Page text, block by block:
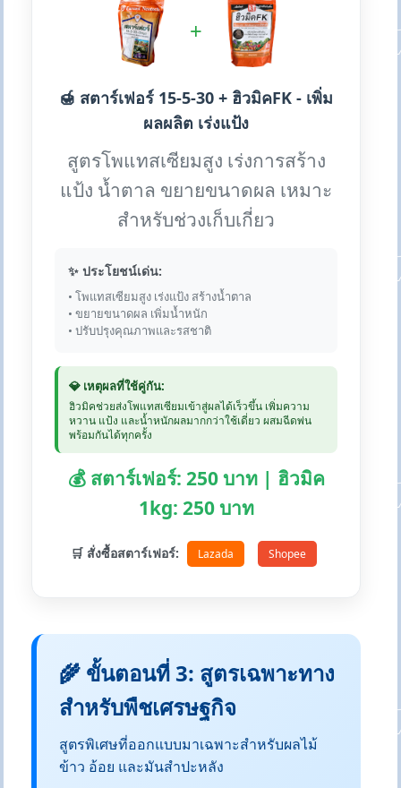
+
🍯 สตาร์เฟอร์ 15-5-30 + ฮิวมิคFK - เพิ่ม
ผลผลิต เร่งแป้ง
สูตรโพแทสเซียมสูง เร่งการสร้าง
แป้ง น้ำตาล ขยายขนาดผล เหมาะ
สำหรับช่วงเก็บเกี่ยว
✨ ประโยชน์เด่น:
• โพแทสเซียมสูง เร่งแป้ง สร้างน้ำตาล
• ขยายขนาดผล เพิ่มน้ำหนัก
• ปรับปรุงคุณภาพและรสชาติ
💎 เหตุผลที่ใช้คู่กัน:
ฮิวมิคช่วยส่งโพแทสเซียมเข้าสู่ผลได้เร็วขึ้น เพิ่มความ
หวาน แป้ง และน้ำหนักผลมากกว่าใช้เดี่ยว ผสมฉีดพ่น
พร้อมกันได้ทุกครั้ง
💰 สตาร์เฟอร์: 250 บาท | ฮิวมิค
1kg: 250 บาท
🛒 สั่งซื้อสตาร์เฟอร์: Lazada Shopee
🌾 ขั้นตอนที่ 3: สูตรเฉพาะทาง
สำหรับพืชเศรษฐกิจ
สูตรพิเศษที่ออกแบบมาเฉพาะสำหรับผลไม้
ข้าว อ้อย และมันสำปะหลัง